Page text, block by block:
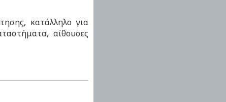
κατάλληλο για
αίθουσες